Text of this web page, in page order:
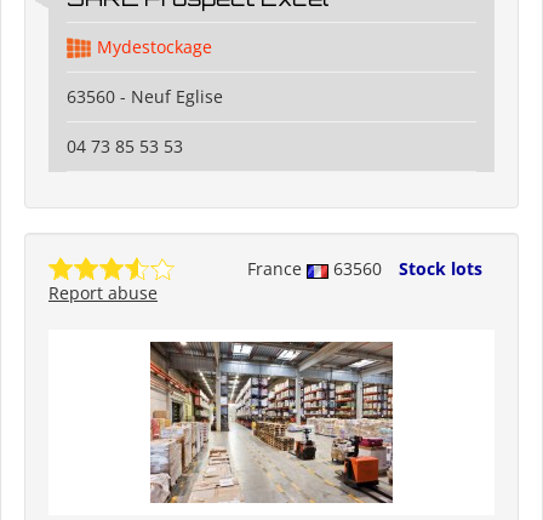
Mydestockage
63560 - Neuf Eglise
04 73 85 53 53
France 63560
Stock lots
Report abuse